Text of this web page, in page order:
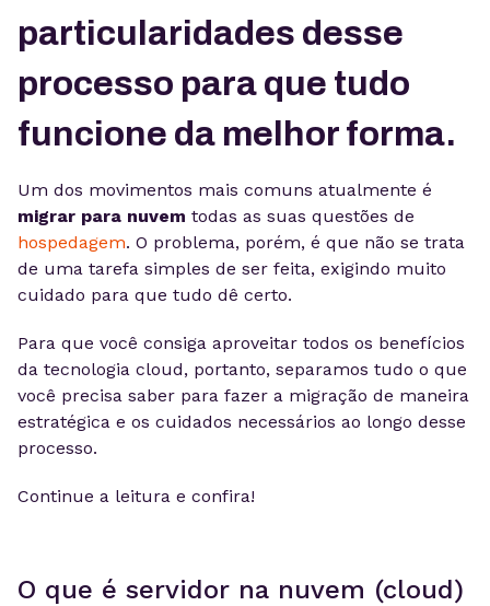
particularidades desse
processo para que tudo
funcione da melhor forma.
Um dos movimentos mais comuns atualmente é
migrar para nuvem todas as suas questões de
hospedagem. O problema, porém, é que não se trata
de uma tarefa simples de ser feita, exigindo muito
cuidado para que tudo dê certo.
Para que você consiga aproveitar todos os benefícios
da tecnologia cloud, portanto, separamos tudo o que
você precisa saber para fazer a migração de maneira
estratégica e os cuidados necessários ao longo desse
processo.
Continue a leitura e confira!
O que é servidor na nuvem (cloud)